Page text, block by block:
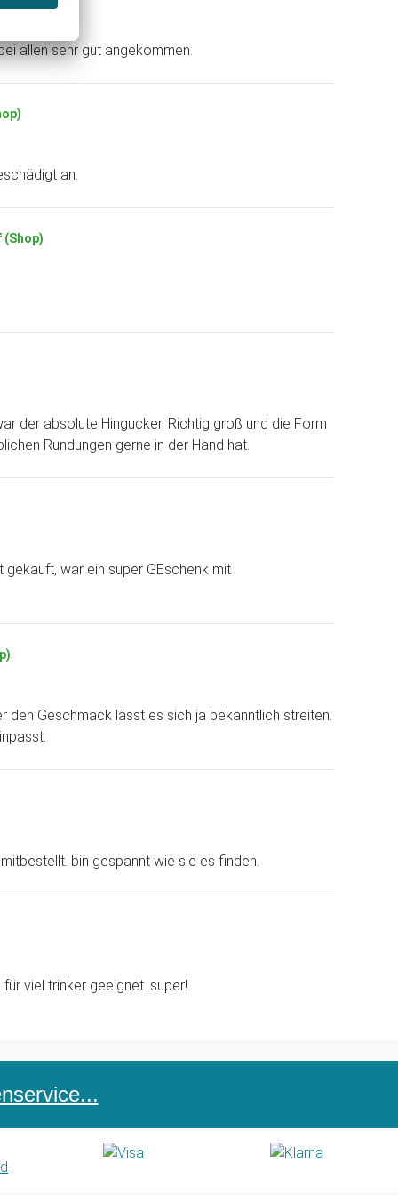
allen sehr gut angekommen.
an.
der absolute Hingucker. Richtig groß und die Form
Rundungen gerne in der Hand hat.
war ein super GEschenk mit
den Geschmack lässt es sich ja bekanntlich streiten.
bin gespannt wie sie es finden.
viel trinker geeignet. super!